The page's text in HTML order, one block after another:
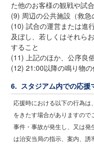
た他のお客様の観戦や試
(9) 周辺の公共施設（救
(10) 試合の運営または進
及ぼし、若しくはそれら
すること
(11) 上記のほか、公序良
(12) 21:00以降の鳴り物の
6. スタジアム内での応援
応援時における以下の行為
をきたす場合がありますので
事件・事故が発生し、又は発
は治安当局の指示、案内、誘